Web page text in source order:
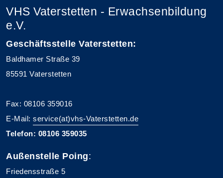
VHS Vaterstetten - Erwachsenbildung
e.V.
Geschäftsstelle Vaterstetten:
Baldhamer Straße 39
85591 Vaterstetten
Fax: 08106 359016
E-Mail: service(at)vhs-Vaterstetten.de
Telefon: 08106 359035
Außenstelle Poing:
Friedensstraße 5